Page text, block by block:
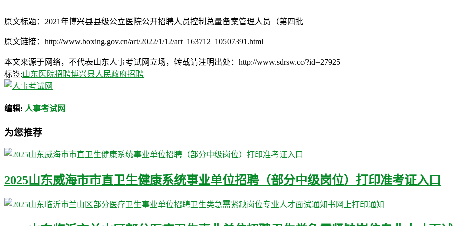
原文标题：2021年博兴县县级公立医院公开招聘人员控制总量备案管理人员（第四批
原文链接：http://www.boxing.gov.cn/art/2022/1/12/art_163712_10507391.html
本文来源于网络，不代表山东人事考试网立场，转载请注明出处：http://www.sdrsw.cc/?id=27925
标签:山东医院招聘博兴县人民政府招聘
编辑: 人事考试网
为您推荐
2025山东威海市市直卫生健康系统事业单位招聘（部分中级岗位）打印准考证入口